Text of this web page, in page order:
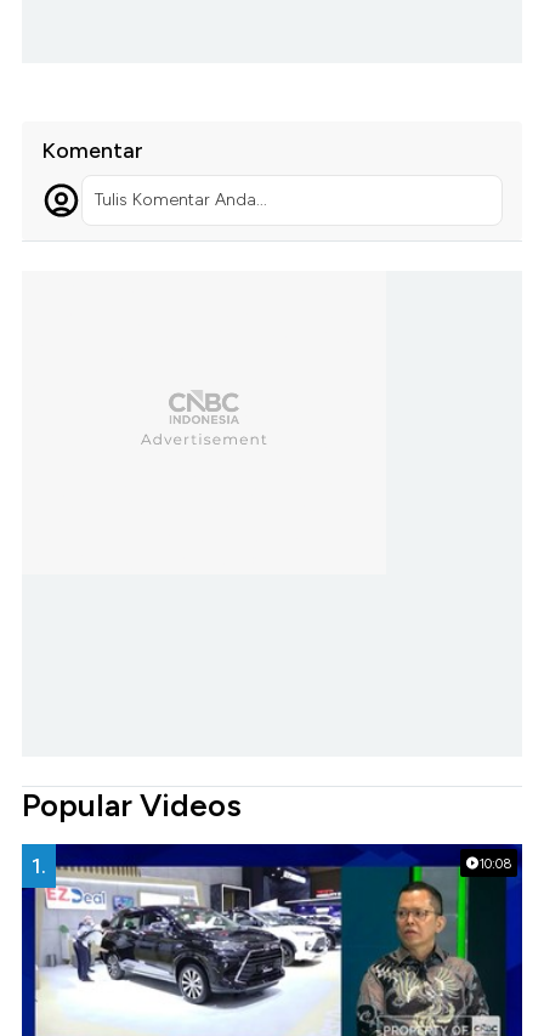
Komentar
Tulis Komentar Anda...
Popular Videos
10:08
1.